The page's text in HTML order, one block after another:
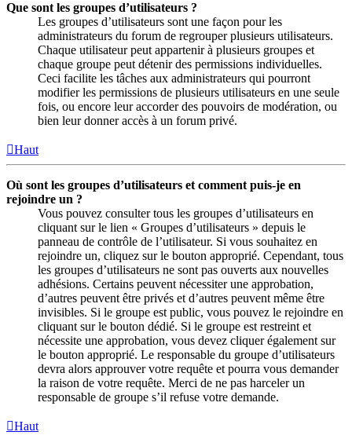
Que sont les groupes d’utilisateurs ?
Les groupes d’utilisateurs sont une façon pour les
administrateurs du forum de regrouper plusieurs utilisateurs.
Chaque utilisateur peut appartenir à plusieurs groupes et
chaque groupe peut détenir des permissions individuelles.
Ceci facilite les tâches aux administrateurs qui pourront
modifier les permissions de plusieurs utilisateurs en une seule
fois, ou encore leur accorder des pouvoirs de modération, ou
bien leur donner accès à un forum privé.
Haut
Où sont les groupes d’utilisateurs et comment puis-je en
rejoindre un ?
Vous pouvez consulter tous les groupes d’utilisateurs en
cliquant sur le lien « Groupes d’utilisateurs » depuis le
panneau de contrôle de l’utilisateur. Si vous souhaitez en
rejoindre un, cliquez sur le bouton approprié. Cependant, tous
les groupes d’utilisateurs ne sont pas ouverts aux nouvelles
adhésions. Certains peuvent nécessiter une approbation,
d’autres peuvent être privés et d’autres peuvent même être
invisibles. Si le groupe est public, vous pouvez le rejoindre en
cliquant sur le bouton dédié. Si le groupe est restreint et
nécessite une approbation, vous devez cliquer également sur
le bouton approprié. Le responsable du groupe d’utilisateurs
devra alors approuver votre requête et pourra vous demander
la raison de votre requête. Merci de ne pas harceler un
responsable de groupe s’il refuse votre demande.
Haut